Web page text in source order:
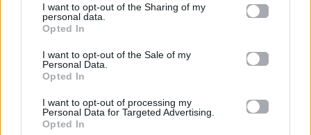
I want to opt-out of the Sharing of my
personal data.
Opted In
I want to opt-out of the Sale of my
Personal Data.
Opted In
I want to opt-out of processing my
Personal Data for Targeted Advertising.
Opted In
Jaafar Jackson: Από
τον «Michael» στο
«Supermax» με τον
Will Smith
05.08.2026
Σε δημοπρασία το
εμβληματικό
05.08.2026